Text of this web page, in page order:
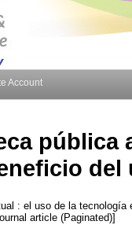
Account
pública
del
: el uso de la tecnología
article (Paginated)]